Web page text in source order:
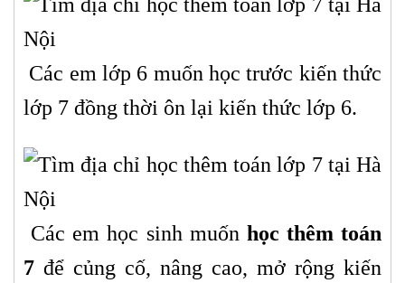
Các em lớp 6 muốn học trước kiến thức
lớp 7 đồng thời ôn lại kiến thức lớp 6.
Các em học sinh muốn học thêm toán
7 để củng cố, nâng cao, mở rộng kiến